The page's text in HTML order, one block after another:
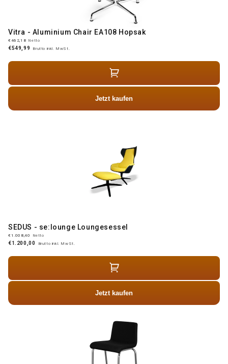
Vitra - Aluminium Chair EA108 Hopsak
€462,18 Netto
€549,99 Brutto inkl. MwSt.
Jetzt kaufen
SEDUS - se:lounge Loungesessel
€1.008,40 Netto
€1.200,00 Brutto inkl. MwSt.
Jetzt kaufen